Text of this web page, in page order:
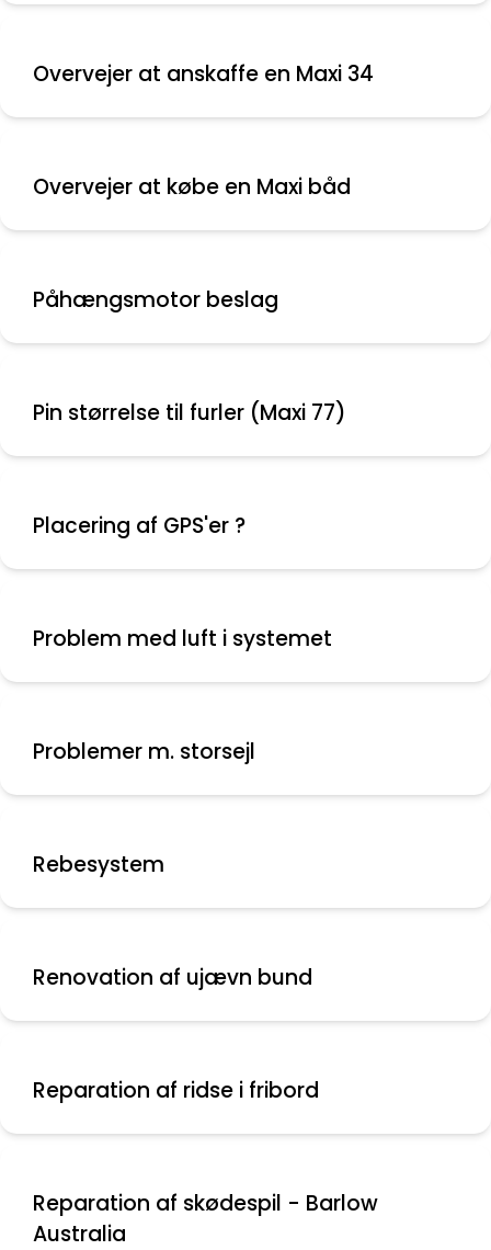
Overvejer at anskaffe en Maxi 34
Overvejer at købe en Maxi båd
Påhængsmotor beslag
Pin størrelse til furler (Maxi 77)
Placering af GPS'er ?
Problem med luft i systemet
Problemer m. storsejl
Rebesystem
Renovation af ujævn bund
Reparation af ridse i fribord
Reparation af skødespil - Barlow
Australia